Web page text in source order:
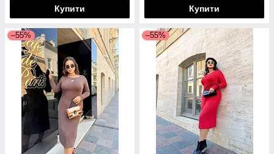
Купити Купити
–55% –55%